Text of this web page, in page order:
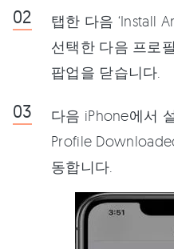
탭한 다음 ‘Install
선택한 다음 프로
팝업을 닫습니다.
다음 iPhone에서
Profile
동합니다.